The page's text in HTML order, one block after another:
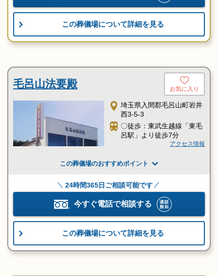
この葬儀場について詳細を見る
毛呂山法要殿 お気に入り
埼玉県入間郡毛呂山町岩井
西3-5-3
〇徒歩：東武生越線「東毛
呂駅」より徒歩7分
アクセス情報
この葬儀場のおすすめポイント
24時間365日ご相談可能です
今すぐ電話で相談する
この葬儀場について詳細を見る